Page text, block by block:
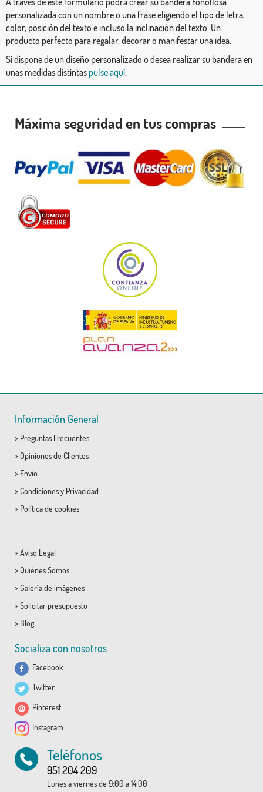
personalizada con un nombre o una frase eligiendo el tipo de letra,
color, posición del texto e incluso la inclinación del texto. Un
producto perfecto para regalar, decorar o manifestar una idea.
Si dispone de un diseño personalizado o desea realizar su bandera en
unas medidas distintas pulse aquí.
Máxima seguridad en tus compras
Información General
> Preguntas Frecuentes
> Opiniones de Clientes
> Envío
> Condicionesy Privacidad
> Política de cookies
> Aviso Legal
> Quiénes Somos
> Galería de imágenes
> Solicitar presupuesto
> Blog
Socializa con nosotros
Facebook
Twitter
Pinterest
Instagram
Teléfonos
951 204 209
Lunes a viernes de 9:00 a 14:00